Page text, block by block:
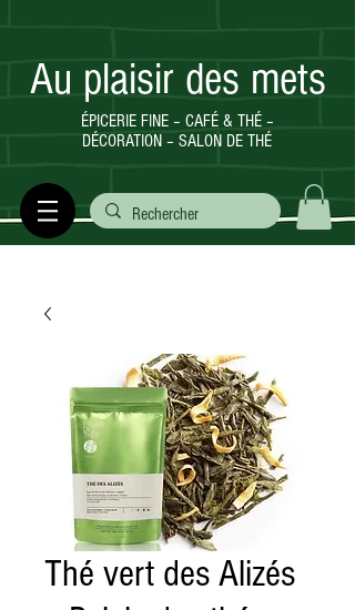
ÉPICERIE FINE – CAFÉ & THÉ –
DÉCORATION – SALON DE THÉ
Au plaisir des mets
Thé vert des Alizés